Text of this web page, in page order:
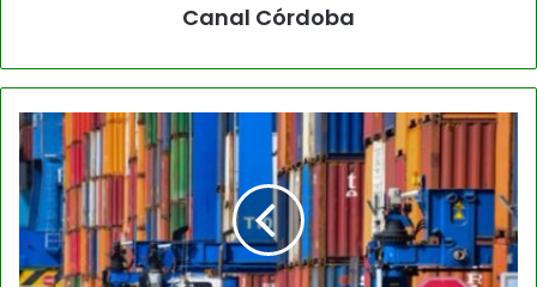
Canal Córdoba